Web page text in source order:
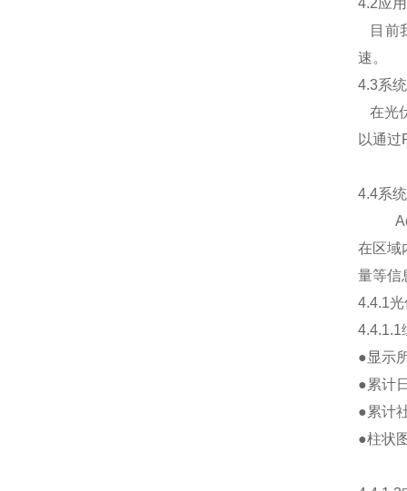
4.2应
目前
速。
4.3系
在光
以通过
4.4系
在区域
量等信
4.4.1光
4.4.1.1
●显示
●累计
●累计
●柱状